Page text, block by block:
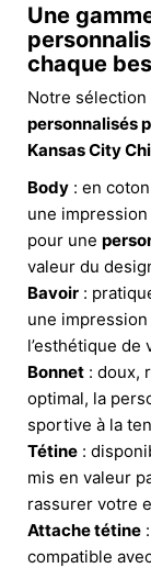
Une
chaque
Notre
personnalisés
Kansas City
Body : en
une
pour une
valeur du
Bavoir :
une
l’esthétique de
Bonnet : doux,
optimal, la
sportive à la
Tétine :
mis en valeur
rassurer votre
Attache tétine
compatible